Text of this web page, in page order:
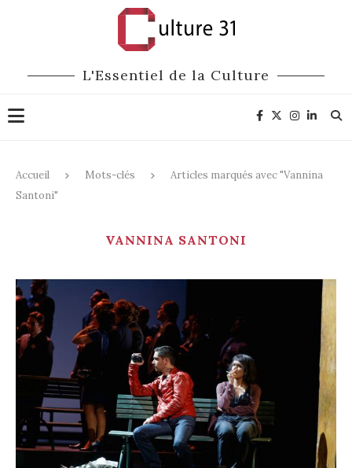
L'Essentiel de la Culture
Accueil Mots-clés
Articles marqués avec "Vannina
Santoni"
VANNINA SANTONI